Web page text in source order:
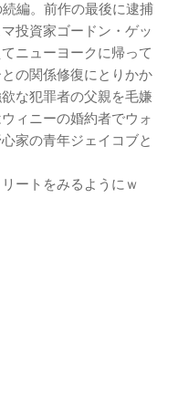
続編。前作の最後に逮捕
投資家ゴードン・ゲッ
ニューヨークに帰って
の関係修復にとりかか
な犯罪者の父親を毛嫌
ィニーの婚約者でウォ
家の青年ジェイコブと
ートをみるようにｗ